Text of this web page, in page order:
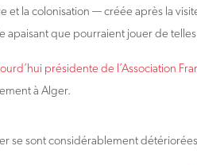
et la colonisation — créée après la
que pourraient jouer de
présidente de l’Association
à Alger.
se sont considérablement